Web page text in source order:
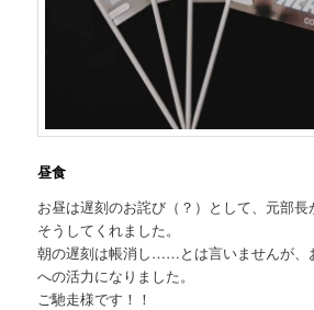
昼食
お昼は遅刻のお詫び（？）として、元部
そうしてくれました。
朝の遅刻は帳消し……とは言いませんが、
への活力になりました。
ご馳走様です！！